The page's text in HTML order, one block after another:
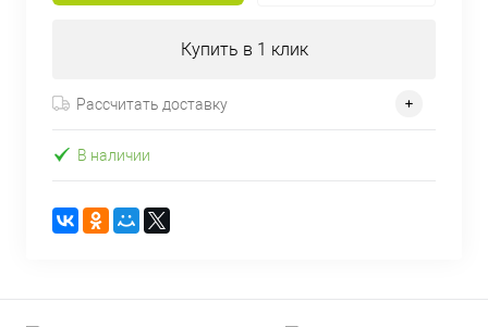
Купить в 1 клик
Рассчитать доставку
В наличии